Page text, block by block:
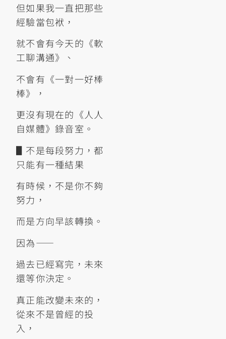
但如果我一直把那些
經驗當包袱，
就不會有今天的《軟
工聊溝通》、
不會有《一對一好棒
棒》，
更沒有現在的《人人
自媒體》錄音室。
▋不是每段努力，都
只能有一種結果
有時候，不是你不夠
努力，
而是方向早該轉換。
因為——
過去已經寫完，未來
還等你決定。
真正能改變未來的，
從來不是曾經的投
入，